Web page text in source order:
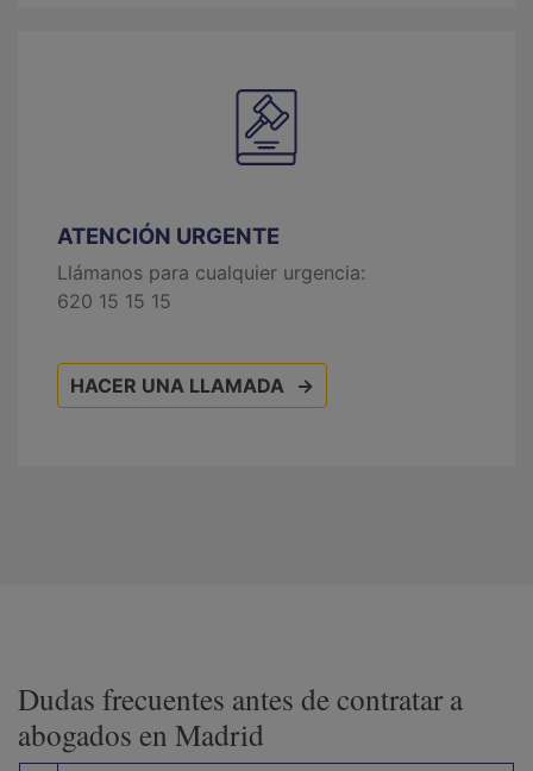
ATENCIÓN URGENTE
Llámanos para cualquier urgencia:
620 15 15 15
HACER UNA LLAMADA
Dudas frecuentes antes de contratar a
abogados en Madrid